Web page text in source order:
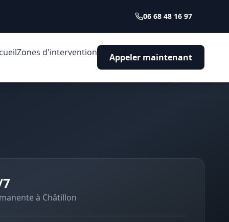
06 68 48 16 97
Zones d'intervention Appeler maintenant
à Châtillon